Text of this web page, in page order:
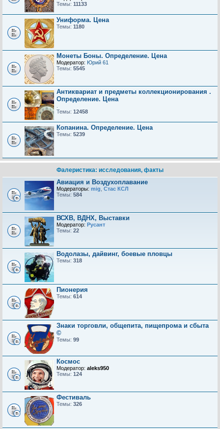
Темы: 11133
Униформа. Цена
Темы: 1180
Монеты Боны. Определение. Цена
Модератор: Юрий 61
Темы: 5545
Антиквариат и предметы коллекционирования .
Определение. Цена
Темы: 12458
Копанина. Определение. Цена
Темы: 5239
Фалеристика: исследования, факты
Авиация и Воздухоплавание
Модераторы: mig Стас КСЛ
Темы: 584
ВСХВ, ВДНХ, Выставки
Модератор: Русант
Темы: 22
Водолазы, дайвинг, боевые пловцы
Темы: 318
Пионерия
Темы: 614
Знаки торговли, общепита, пищепрома и сбыта
©
Темы: 99
Космос
Модератор: aleks950
Темы: 124
Фестиваль
Темы: 326